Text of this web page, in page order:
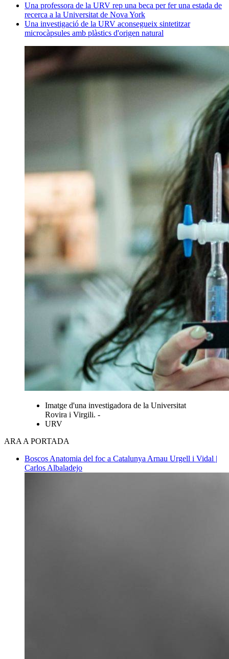
Una professora de la URV rep una beca per fer una estada de
recerca a la Universitat de Nova York
Una investigació de la URV aconsegueix sintetitzar
microcàpsules amb plàstics d'origen natural
Imatge d'una investigadora de la Universitat
Rovira i Virgili. -
URV
ARA A PORTADA
Boscos Anatomia del foc a Catalunya Arnau Urgell i Vidal |
Carlos Albaladejo